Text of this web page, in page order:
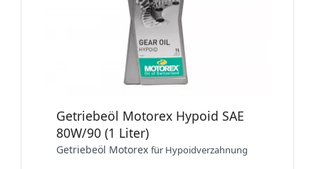
Getriebeöl Motorex Hypoid SAE
80W/90 (1 Liter)
Getriebeöl Motorex für Hypoidverzahnung